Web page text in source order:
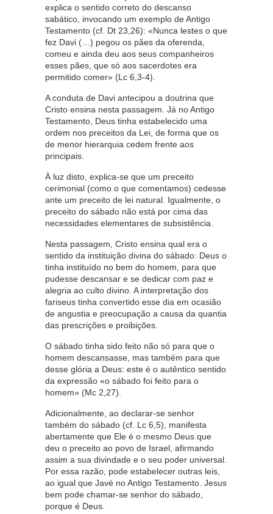
explica o sentido correto do descanso
sabático, invocando um exemplo de Antigo
Testamento (cf. Dt 23,26): «Nunca lestes o que
fez Davi (…) pegou os pães da oferenda,
comeu e ainda deu aos seus companheiros
esses pães, que só aos sacerdotes era
permitido comer» (Lc 6,3-4).
A conduta de Davi antecipou a doutrina que
Cristo ensina nesta passagem. Já no Antigo
Testamento, Deus tinha estabelecido uma
ordem nos preceitos da Lei, de forma que os
de menor hierarquia cedem frente aos
principais.
À luz disto, explica-se que um preceito
cerimonial (como o que comentamos) cedesse
ante um preceito de lei natural. Igualmente, o
preceito do sábado não está por cima das
necessidades elementares de subsistência.
Nesta passagem, Cristo ensina qual era o
sentido da instituição divina do sábado: Deus o
tinha instituído no bem do homem, para que
pudesse descansar e se dedicar com paz e
alegria ao culto divino. A interpretação dos
fariseus tinha convertido esse dia em ocasião
de angustia e preocupação a causa da quantia
das prescrições e proibições.
O sábado tinha sido feito não só para que o
homem descansasse, mas também para que
desse glória a Deus: este é o autêntico sentido
da expressão «o sábado foi feito para o
homem» (Mc 2,27).
Adicionalmente, ao declarar-se senhor
também do sábado (cf. Lc 6,5), manifesta
abertamente que Ele é o mesmo Deus que
deu o preceito ao povo de Israel, afirmando
assim a sua divindade e o seu poder universal.
Por essa razão, pode estabelecer outras leis,
ao igual que Javé no Antigo Testamento. Jesus
bem pode chamar-se senhor do sábado,
porque é Deus.